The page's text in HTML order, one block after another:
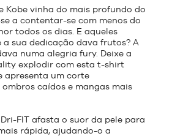
Kobe vinha do mais profundo do
a contentar-se com menos do
todos os dias. E aqueles
a sua dedicação dava frutos? A
numa alegria fury. Deixe a
explodir com esta t-shirt
apresenta um corte
caídos e mangas mais
FIT afasta o suor da pele para
rápida, ajudando-o a